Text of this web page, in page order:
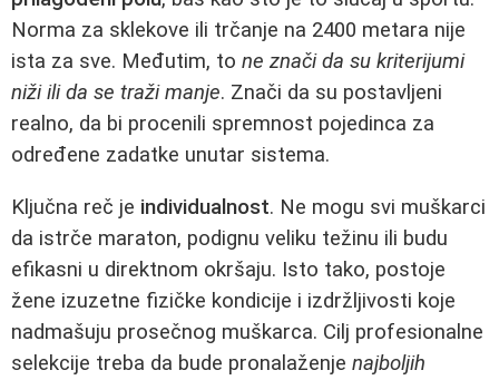
Norma za sklekove ili trčanje na 2400 metara nije
ista za sve. Međutim, to ne znači da su kriterijumi
niži ili da se traži manje. Znači da su postavljeni
realno, da bi procenili spremnost pojedinca za
određene zadatke unutar sistema.
Ključna reč je individualnost. Ne mogu svi muškarci
da istrče maraton, podignu veliku težinu ili budu
efikasni u direktnom okršaju. Isto tako, postoje
žene izuzetne fizičke kondicije i izdržljivosti koje
nadmašuju prosečnog muškarca. Cilj profesionalne
selekcije treba da bude pronalaženje najboljih